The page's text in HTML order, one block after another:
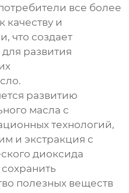
все более
качеству и
что создает
развития
развитию
масла с
технологий,
и экстракция с
диоксида
полезных веществ